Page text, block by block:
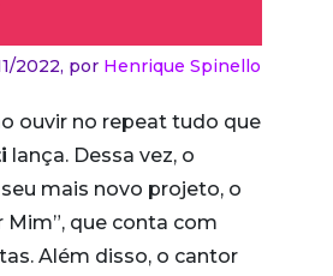
2022, por Henrique Spinello
ouvir no repeat tudo que
lança. Dessa vez, o
mais novo projeto, o
Mim”, que conta com
Além disso, o cantor